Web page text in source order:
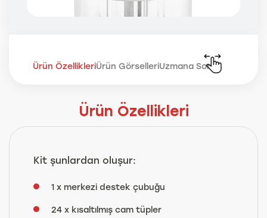
Ürün ÖzellikleriÜrün GörselleriUzmana Sor
Ürün Özellikleri
Kit şunlardan oluşur:
1 x merkezi destek çubuğu
24 x kısaltılmış cam tüpler